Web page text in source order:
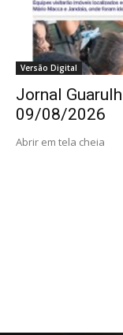
Versão Digital
Jornal
09/08/2026
Abrir em tela cheia